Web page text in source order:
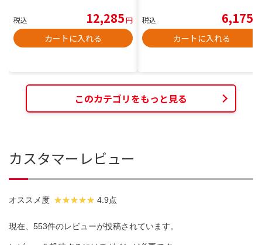
税込 12,285円
カートに入れる
税込 6,175
カートに入れる
このカテゴリをもっと見る
カスタマーレビュー
オススメ度 4.9点
現在、553件のレビューが投稿されています。